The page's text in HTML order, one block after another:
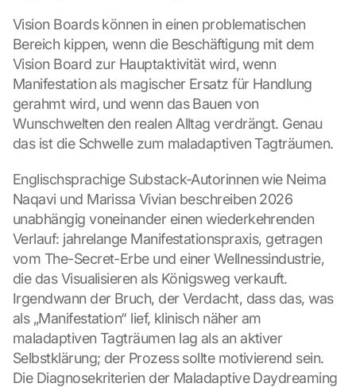
Vision Boards können in einen problematischen
Bereich kippen, wenn die Beschäftigung mit dem
Vision Board zur Hauptaktivität wird, wenn
Manifestation als magischer Ersatz für Handlung
gerahmt wird, und wenn das Bauen von
Wunschwelten den realen Alltag verdrängt. Genau
das ist die Schwelle zum maladaptiven Tagträumen.
Englischsprachige Substack-Autorinnen wie Neima
Naqavi und Marissa Vivian beschreiben 2026
unabhängig voneinander einen wiederkehrenden
Verlauf: jahrelange Manifestationspraxis, getragen
vom The-Secret-Erbe und einer Wellnessindustrie,
die das Visualisieren als Königsweg verkauft.
Irgendwann der Bruch, der Verdacht, dass das, was
als „Manifestation“ lief, klinisch näher am
maladaptiven Tagträumen lag als an aktiver
Selbstklärung; der Prozess sollte motivierend sein.
Die Diagnosekriterien der Maladaptive Daydreaming